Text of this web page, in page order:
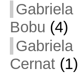
Gabriela
Bobu (4)
Gabriela
Cernat(1)